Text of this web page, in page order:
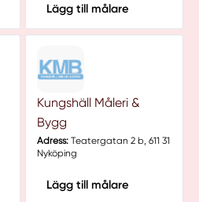
Lägg till målare
Kungshäll Måleri &
Bygg
Adress:Teatergatan 2 b, 611 31
Nyköping
Lägg till målare